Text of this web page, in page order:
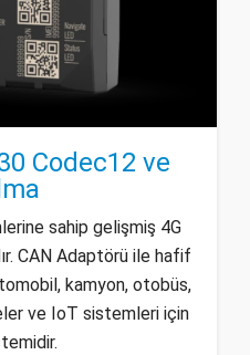
Codec12 ve
sahip gelişmiş 4G
CAN Adaptörü ile hafif
kamyon, otobüs,
ve IoT sistemleri için